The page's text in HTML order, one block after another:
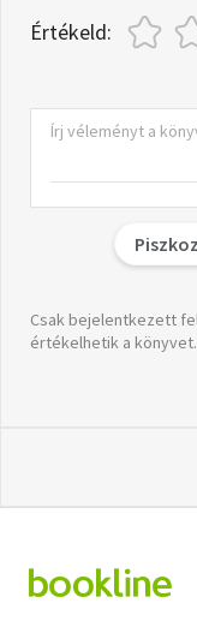
Értékeld:
Csak bejelentkezett
értékelhetik a könyvet.